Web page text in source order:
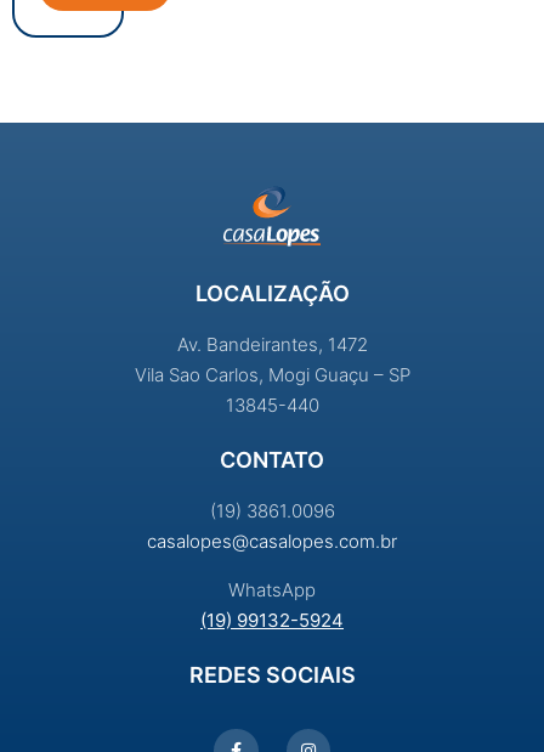
LOCALIZAÇÃO
Av. Bandeirantes, 1472
Vila Sao Carlos, Mogi Guaçu – SP
13845-440
CONTATO
(19) 3861.0096
casalopes@casalopes.com.br
WhatsApp
(19) 99132-5924
REDES SOCIAIS